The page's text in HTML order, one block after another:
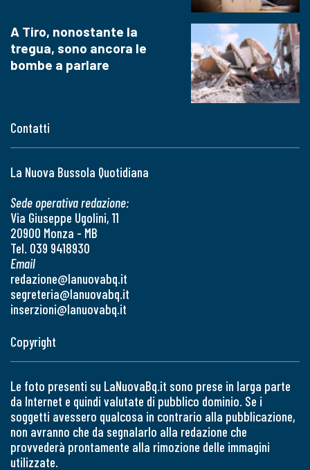
Contatti
La Nuova Bussola Quotidiana
Sede operativa redazione:
Via Giuseppe Ugolini, 11
20900 Monza - MB
Tel. 039 9418930
Email
redazione@lanuovabq.it
segreteria@lanuovabq.it
inserzioni@lanuovabq.it
A Tiro, nonostante la
tregua, sono ancora le
bombe a parlare
Copyright
Le foto presenti su LaNuovaBq.it sono prese in larga parte
da Internet e quindi valutate di pubblico dominio. Se i
soggetti avessero qualcosa in contrario alla pubblicazione,
non avranno che da segnalarlo alla redazione che
provvederà prontamente alla rimozione delle immagini
utilizzate.